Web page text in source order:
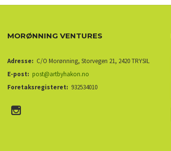
MORØNNING VENTURES
Adresse: C/O Morønning, Storvegen 21, 2420 TRYSIL
E-post: post@artbyhakon.no
Foretaksregisteret: 932534010